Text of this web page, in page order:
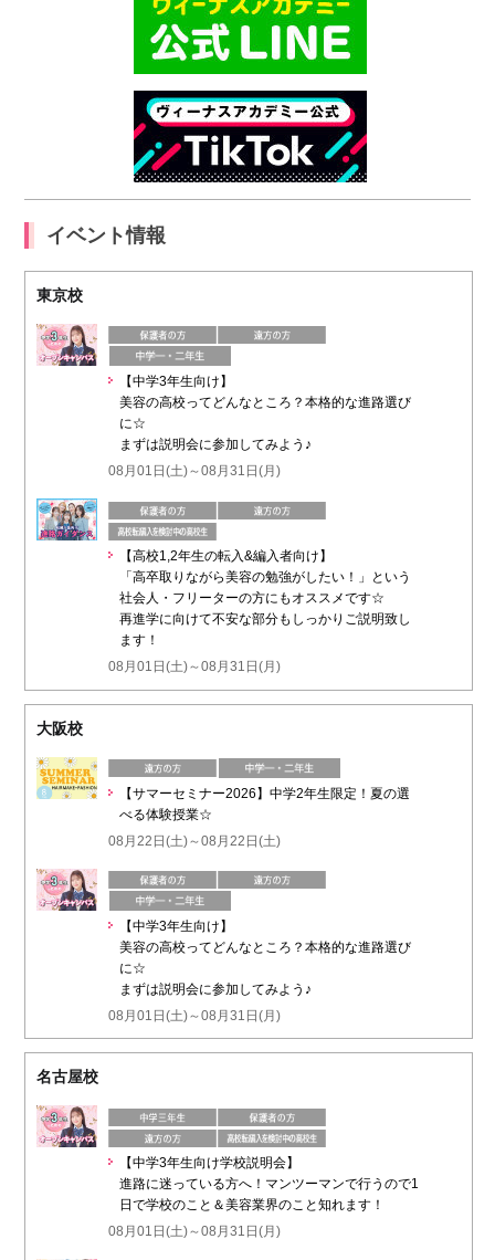
イベント情報
東京校
【中学3年生向け】
美容の高校ってどんなところ？本格的な進路選び
に☆
まずは説明会に参加してみよう♪
08月01日(土)～08月31日(月)
【高校1,2年生の転入&編入者向け】
「高卒取りながら美容の勉強がしたい！」という
社会人・フリーターの方にもオススメです☆
再進学に向けて不安な部分もしっかりご説明致し
ます！
08月01日(土)～08月31日(月)
大阪校
【サマーセミナー2026】中学2年生限定！夏の選
べる体験授業☆
08月22日(土)～08月22日(土)
【中学3年生向け】
美容の高校ってどんなところ？本格的な進路選び
に☆
まずは説明会に参加してみよう♪
08月01日(土)～08月31日(月)
名古屋校
【中学3年生向け学校説明会】
進路に迷っている方へ！マンツーマンで行うので1
日で学校のこと＆美容業界のこと知れます！
08月01日(土)～08月31日(月)